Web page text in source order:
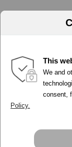
PORQUÉ ADA
HERRAMIENTAS
PRECIOS
RECURSOS
Todo lo
This
We and
consent,
Policy.